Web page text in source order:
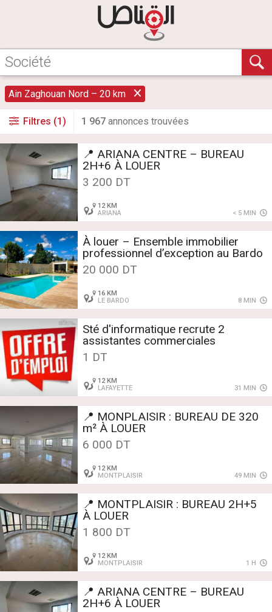
Ain Zaghouan Nord – 20 km
Filtres (1) 1 967 annonces trouvées
📍 ARIANA CENTRE – BUREAU
2H+6 À LOUER
3 200 DT
12 KM
ARIANA
< 5 MIN
À louer – Ensemble immobilier
professionnel d’exception au Bardo
20 000 DT
16 KM
LE BARDO
8 MIN
Sté d'informatique recrute 2
assistantes commerciales
1 DT
12 KM
LAFAYETTE
31 MIN
📍 MONPLAISIR : BUREAU DE 320
m² À LOUER
6 000 DT
12 KM
MONTPLAISIR
49 MIN
📍 MONTPLAISIR : BUREAU 2H+5
À LOUER
1 800 DT
12 KM
MONTPLAISIR
1 H
📍 ARIANA CENTRE – BUREAU
2H+6 À LOUER